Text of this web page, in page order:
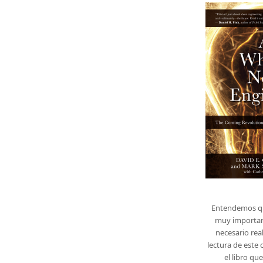
Entendemos
muy
necesario
lectura de este
el libro